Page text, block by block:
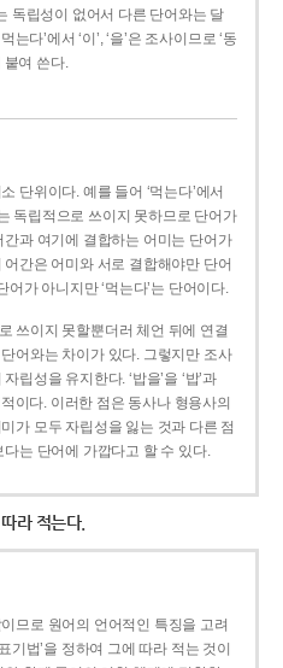
독립성이 없어서 다른 단어와는 달
다’에서 ‘이’, ‘을’은 조사이므로 ‘동
붙여 쓴다.
단위이다. 예를 들어 ‘먹는다’에서
독립적으로 쓰이지 못하므로 단어가
과 여기에 결합하는 어미는 단어가
간은 어미와 서로 결합해야만 단어
어가 아니지만 ‘먹는다’는 단어이다.
쓰이지 못할뿐더러 체언 뒤에 연결
어와는 차이가 있다. 그렇지만 조사
립성을 유지한다. ‘밥을’을 ‘밥’과
적이다. 이러한 점은 동사나 형용사의
가 모두 자립성을 잃는 것과 다른 점
는 단어에 가깝다고 할 수 있다.
라 적는다.
므로 원어의 언어적인 특징을 고려
기법’을 정하여 그에 따라 적는 것이